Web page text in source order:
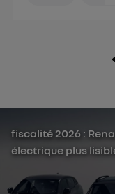
fiscalité 2026 :
électrique plus